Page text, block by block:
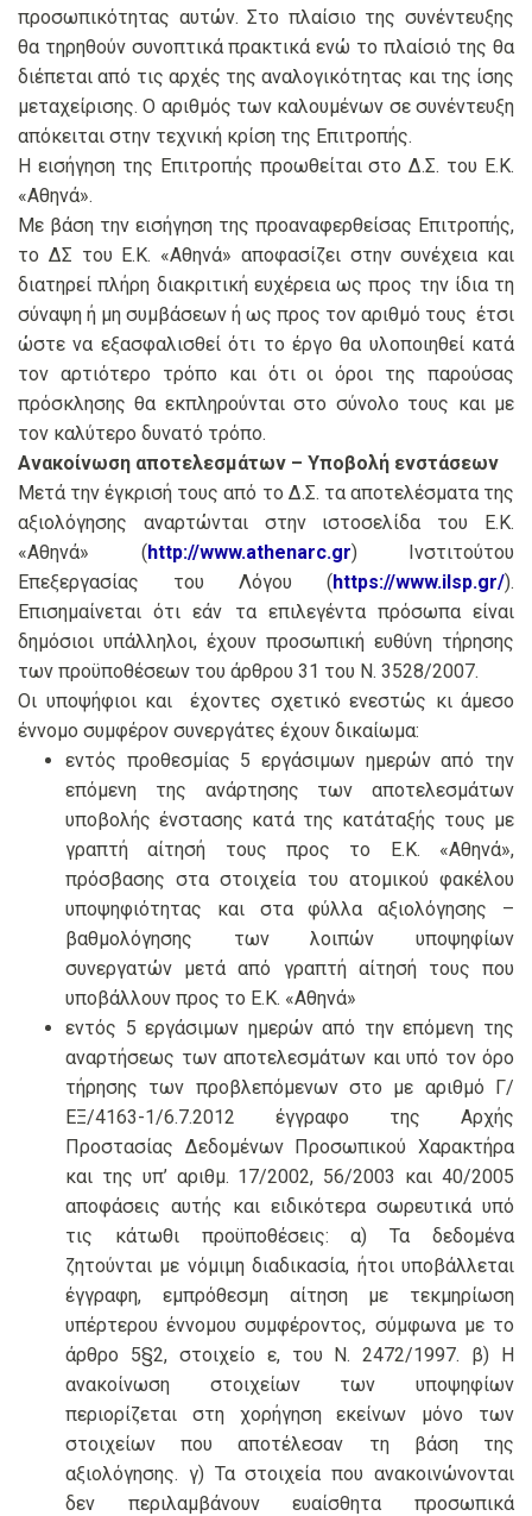
προσωπικότητας αυτών. Στο πλαίσιο της συνέντευξης
θα τηρηθούν συνοπτικά πρακτικά ενώ το πλαίσιό της θα
διέπεται από τις αρχές της αναλογικότητας και της ίσης
μεταχείρισης. Ο αριθμός των καλουμένων σε συνέντευξη
απόκειται στην τεχνική κρίση της Επιτροπής.
Η εισήγηση της Επιτροπής προωθείται στο Δ.Σ. του Ε.Κ.
«Αθηνά».
Με βάση την εισήγηση της προαναφερθείσας Επιτροπής,
το ΔΣ του Ε.Κ. «Αθηνά» αποφασίζει στην συνέχεια και
διατηρεί πλήρη διακριτική ευχέρεια ως προς την ίδια τη
σύναψη ή μη συμβάσεων ή ως προς τον αριθμό τους έτσι
ώστε να εξασφαλισθεί ότι το έργο θα υλοποιηθεί κατά
τον αρτιότερο τρόπο και ότι οι όροι της παρούσας
πρόσκλησης θα εκπληρούνται στο σύνολο τους και με
τον καλύτερο δυνατό τρόπο.
Ανακοίνωση αποτελεσμάτων – Υποβολή ενστάσεων
Μετά την έγκρισή τους από το Δ.Σ. τα αποτελέσματα της
αξιολόγησης αναρτώνται στην ιστοσελίδα του Ε.Κ.
«Αθηνά» (http://www.athenarc.gr) Ινστιτούτου
Επεξεργασίας του Λόγου (https://www.ilsp.gr/).
Επισημαίνεται ότι εάν τα επιλεγέντα πρόσωπα είναι
δημόσιοι υπάλληλοι, έχουν προσωπική ευθύνη τήρησης
των προϋποθέσεων του άρθρου 31 του Ν. 3528/2007.
Οι υποψήφιοι και έχοντες σχετικό ενεστώς κι άμεσο
έννομο συμφέρον συνεργάτες έχουν δικαίωμα:
εντός προθεσμίας 5 εργάσιμων ημερών από την
επόμενη της ανάρτησης των αποτελεσμάτων
υποβολής ένστασης κατά της κατάταξής τους με
γραπτή αίτησή τους προς το Ε.Κ. «Αθηνά»,
πρόσβασης στα στοιχεία του ατομικού φακέλου
υποψηφιότητας και στα φύλλα αξιολόγησης –
βαθμολόγησης των λοιπών υποψηφίων
συνεργατών μετά από γραπτή αίτησή τους που
υποβάλλουν προς το Ε.Κ. «Αθηνά»
εντός 5 εργάσιμων ημερών από την επόμενη της
αναρτήσεως των αποτελεσμάτων και υπό τον όρο
τήρησης των προβλεπόμενων στο με αριθμό Γ/
ΕΞ/4163-1/6.7.2012 έγγραφο της Αρχής
Προστασίας Δεδομένων Προσωπικού Χαρακτήρα
και της υπ’ αριθμ. 17/2002, 56/2003 και 40/2005
αποφάσεις αυτής και ειδικότερα σωρευτικά υπό
τις κάτωθι προϋποθέσεις: α) Τα δεδομένα
ζητούνται με νόμιμη διαδικασία, ήτοι υποβάλλεται
έγγραφη, εμπρόθεσμη αίτηση με τεκμηρίωση
υπέρτερου έννομου συμφέροντος, σύμφωνα με το
άρθρο 5§2, στοιχείο ε, του Ν. 2472/1997. β) Η
ανακοίνωση στοιχείων των υποψηφίων
περιορίζεται στη χορήγηση εκείνων μόνο των
στοιχείων που αποτέλεσαν τη βάση της
αξιολόγησης. γ) Τα στοιχεία που ανακοινώνονται
δεν περιλαμβάνουν ευαίσθητα προσωπικά